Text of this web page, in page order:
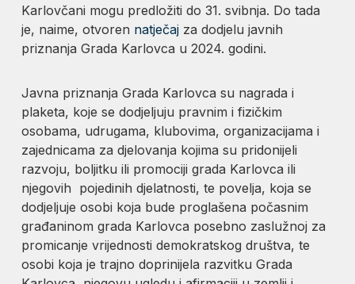
Karlovčani mogu predložiti do 31. svibnja. Do tada
je, naime, otvoren natječaj za dodjelu javnih
priznanja Grada Karlovca u 2024. godini.
Javna priznanja Grada Karlovca su nagrada i
plaketa, koje se dodjeljuju pravnim i fizičkim
osobama, udrugama, klubovima, organizacijama i
zajednicama za djelovanja kojima su pridonijeli
razvoju, boljitku ili promociji grada Karlovca ili
njegovih pojedinih djelatnosti, te povelja, koja se
dodjeljuje osobi koja bude proglašena počasnim
građaninom grada Karlovca posebno zaslužnoj za
promicanje vrijednosti demokratskog društva, te
osobi koja je trajno doprinijela razvitku Grada